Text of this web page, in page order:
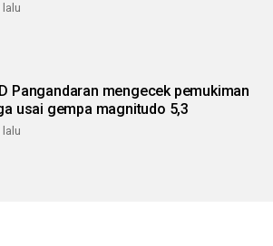
lalu
Pangandaran mengecek pemukiman
usai gempa magnitudo 5,3
lalu